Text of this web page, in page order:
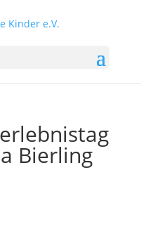
Bierling